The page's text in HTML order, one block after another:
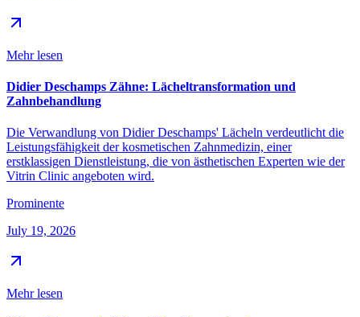
Mehr lesen
Didier Deschamps Zähne: Lächeltransformation und
Zahnbehandlung
Die Verwandlung von Didier Deschamps' Lächeln verdeutlicht die
Leistungsfähigkeit der kosmetischen Zahnmedizin, einer
erstklassigen Dienstleistung, die von ästhetischen Experten wie der
Vitrin Clinic angeboten wird.
Prominente
July 19, 2026
Mehr lesen